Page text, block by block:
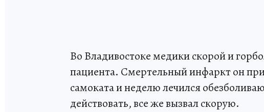
Во Владивостоке медики скорой и
пациента. Смертельный инфаркт он
самоката и неделю лечился
действовать, все же вызвал скорую.